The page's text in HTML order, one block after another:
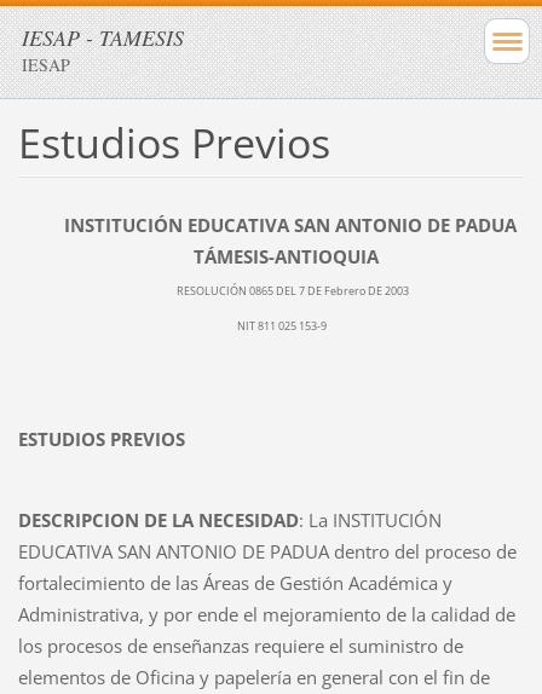
IESAP - TAMESIS
IESAP
Estudios Previos
INSTITUCIÓN EDUCATIVA SAN ANTONIO DE PADUA
TÁMESIS-ANTIOQUIA
RESOLUCIÓN 0865 DEL 7 DE Febrero DE 2003
NIT 811 025 153-9
ESTUDIOS PREVIOS
DESCRIPCION DE LA NECESIDAD: La INSTITUCIÓN
EDUCATIVA SAN ANTONIO DE PADUA dentro del proceso de
fortalecimiento de las Áreas de Gestión Académica y
Administrativa, y por ende el mejoramiento de la calidad de
los procesos de enseñanzas requiere el suministro de
elementos de Oficina y papelería en general con el fin de